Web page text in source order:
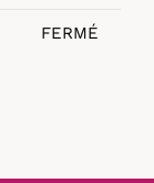
FERMÉ